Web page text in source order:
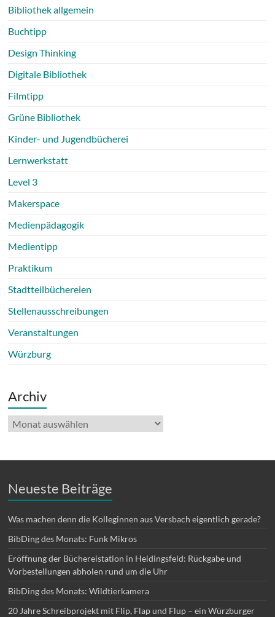
Bibliothek allgemein
Buchtipp
Design Thinking
Digitale Bibliothek
Filmtipp
Grüne Bibliothek
Kinder- und Jugendbücherei
Lernwerkstatt
Level 3
Makerspace
Medienpädagogik
Medientipp
Praktikum
Stadtteilbüchereien
Stellenausschreibungen
Veranstaltungen
Würzburg
Archiv
Archiv
Neueste Beiträge
Was machen denn die Kolleginnen aus Versbach eigentlich gerade?
BibDing des Monats: Funk Mikros
Eröffnung der Büchereistation in Heidingsfeld: Rückgabe und
Vorbestellungen abholen rund um die Uhr
BibDing des Monats: Wildtierkamera
20 Jahre Schreibprojekt mit Flip, Flap und Flup – ein Würzburger